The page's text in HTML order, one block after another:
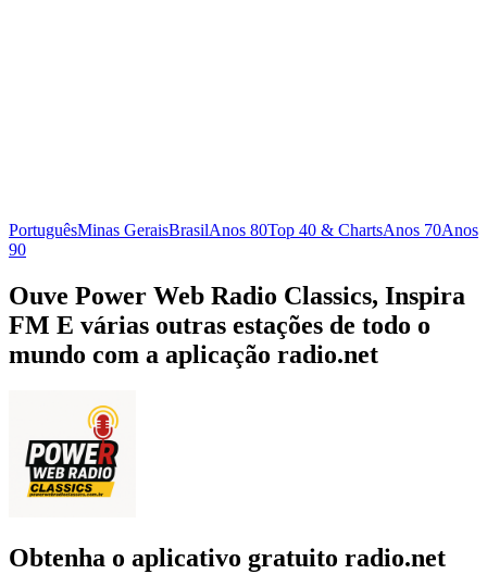
PortuguêsMinas GeraisBrasilAnos 80Top 40 & ChartsAnos 70Anos
90
Ouve Power Web Radio Classics, Inspira
FM E várias outras estações de todo o
mundo com a aplicação radio.net
Obtenha o aplicativo gratuito radio.net